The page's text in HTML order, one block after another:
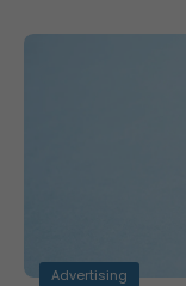
Advertising